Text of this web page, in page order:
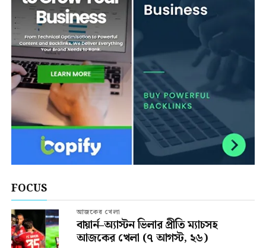
FOCUS
আজকের খেলা
বায়ার্ন–অ্যাস্টন ভিলার প্রীতি ম্যাচসহ
আজকের খেলা (৭ আগস্ট, ২৬)